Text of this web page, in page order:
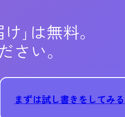
｣は無料。
い。
まずは試し書きをしてみる